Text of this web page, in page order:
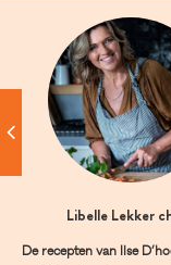
Libelle Lekker
De recepten van Ilse